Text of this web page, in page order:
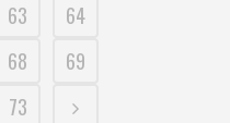
63
64
68
69
73